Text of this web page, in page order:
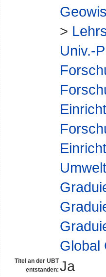
>
Univ.-
Global
Titel an der UBT
entstanden: Ja